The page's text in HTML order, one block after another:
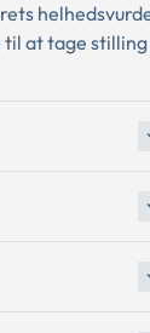
at tage